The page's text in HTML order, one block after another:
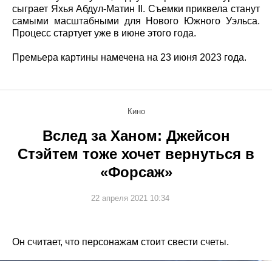
сыграет Яхья Абдул-Матин II. Съемки приквела станут
самыми масштабными для Нового Южного Уэльса.
Процесс стартует уже в июне этого года.
Премьера картины намечена на 23 июня 2023 года.
Кино
Вслед за Ханом: Джейсон
Стэйтем тоже хочет вернуться в
«Форсаж»
22 апреля 2021 10:34
Он считает, что персонажам стоит свести счеты.